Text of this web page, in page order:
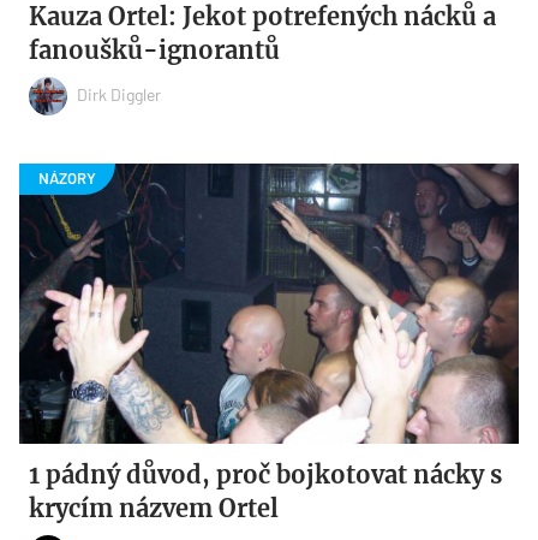
Kauza Ortel: Jekot potrefených nácků a
fanoušků-ignorantů
Dirk Diggler
1 pádný důvod, proč bojkotovat nácky s
krycím názvem Ortel